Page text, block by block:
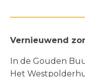
Duurzaamheid
De
de-meter (NOM)
Sociale
Gelegen aan de
weerszijden van
Vernieuwend
In de Gouden
Het